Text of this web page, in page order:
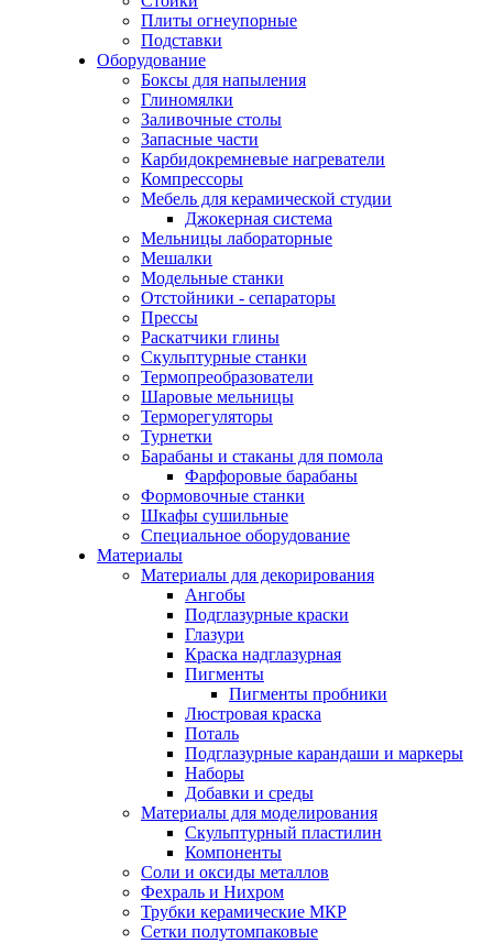
Плиты огнеупорные
Подставки
Оборудование
Боксы для напыления
Глиномялки
Заливочные столы
Запасные части
Карбидокремневые нагреватели
Компрессоры
Мебель для керамической студии
Джокерная система
Мельницы лабораторные
Мешалки
Модельные станки
Отстойники - сепараторы
Прессы
Раскатчики глины
Скульптурные станки
Термопреобразователи
Шаровые мельницы
Терморегуляторы
Турнетки
Барабаны и стаканы для помола
Фарфоровые барабаны
Формовочные станки
Шкафы сушильные
Специальное оборудование
Материалы
Материалы для декорирования
Ангобы
Подглазурные краски
Глазури
Краска надглазурная
Пигменты
Пигменты пробники
Люстровая краска
Поталь
Подглазурные карандаши и маркеры
Наборы
Добавки и среды
Материалы для моделирования
Скульптурный пластилин
Компоненты
Соли и оксиды металлов
Фехраль и Нихром
Трубки керамические МКР
Сетки полутомпаковые